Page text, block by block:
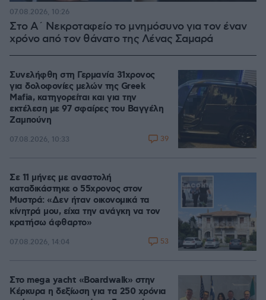
Στο Α΄ Νεκροταφείο το μνημόσυνο για τον έναν
χρόνο από τον θάνατο της Λένας Σαμαρά
07.08.2026, 10:26
Συνελήφθη στη Γερμανία 31χρονος
για δολοφονίες μελών της Greek
Mafia, κατηγορείται και για την
εκτέλεση με 97 σφαίρες του Βαγγέλη
Ζαμπούνη
07.08.2026, 10:33 39
Σε 11 μήνες με αναστολή
καταδικάστηκε ο 55χρονος στον
Μυστρά: «Δεν ήταν οικονομικά τα
κίνητρά μου, είχα την ανάγκη να τον
κρατήσω άφθαρτο»
07.08.2026, 14:04 53
Στο mega yacht «Boardwalk» στην
Κέρκυρα η δεξίωση για τα 250 χρόνια